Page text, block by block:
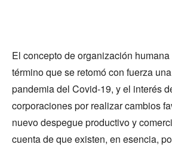
El concepto de organización
término que se retomó con fuerza
pandemia del Covid-19, y el interés
corporaciones por realizar cambios
nuevo despegue productivo y
cuenta de que existen, en esencia,